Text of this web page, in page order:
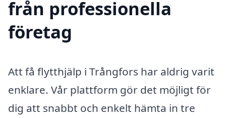
från professionella
företag
Att få flytthjälp i Trångfors har aldrig varit
enklare. Vår plattform gör det möjligt för
dig att snabbt och enkelt hämta in tre